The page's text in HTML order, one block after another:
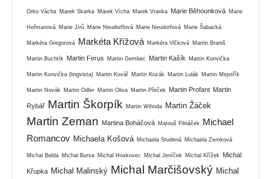
Orko Vácha Marek Skarka Marek Vícha Marek Vranka Marie Běhounková Marie
Heřmanová Marie Jírů Marie Neudorflová Marie Neudorfová Marie Šabacká
Markéta Gregorová Markéta Křížová Markéta Vlčková Martin Braniš
Martin Buchtík Martin Ferus Martin Gembec Martin Kašík Martin Konvička
Martin Konvička (lingvista) Martin Kovář Martin Kozák Martin Lulák Martin Mejstřík
Martin Novák Martin Odler Martin Oliva Martin Přeček Martin Profant Martin
Rybář Martin Škorpík Martin Wihoda Martin Žáček
Martin Zeman Martina Boháčová Matouš Pilnáček
Michael
Romancov Michaela Košová Michaela Studená Michaela Zemková
Michal Belda Michal Bursa Michal Hoskovec Michal Jeníček Michal Křížek Michal
Křupka Michal Malinský Michal Marčišovský Michal